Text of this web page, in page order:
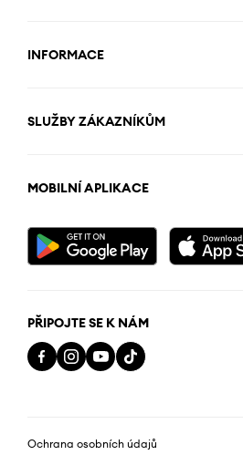
INFORMACE
SLUŽBY ZÁKAZNÍKŮM
MOBILNÍ APLIKACE
PŘIPOJTE SE K NÁM
Ochrana osobních údajů